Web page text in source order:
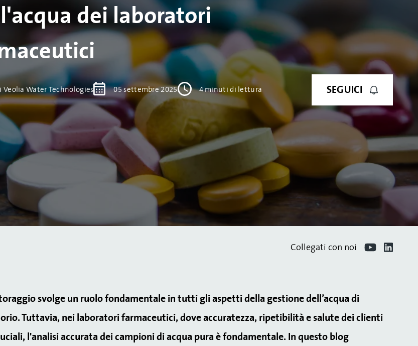
dei laboratori
Veolia Water Technologies 05 settembre 2025 4 minuti di lettura SEGUICI
Collegati con noi
svolge un ruolo fondamentale in tutti gli aspetti della gestione dell’acqua di
Tuttavia, nei laboratori farmaceutici, dove accuratezza, ripetibilità e salute dei clienti
l'analisi accurata dei campioni di acqua pura è fondamentale. In questo blog